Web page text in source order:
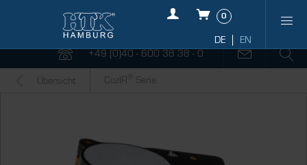
0
+49 (0)40 - 600 38 38 - 0
Übersicht CozIR Serie